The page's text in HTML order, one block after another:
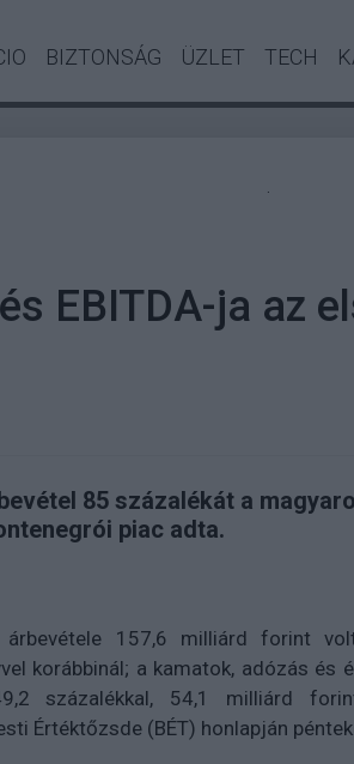
BIZTONSÁG ÜZLET TECH
EBITDA-ja az
85 százalékát a
piac adta.
157,6 milliárd forint
korábbinál; a kamatok, adózás és
százalékkal, 54,1 milliárd
Értéktőzsde (BÉT) honlapján